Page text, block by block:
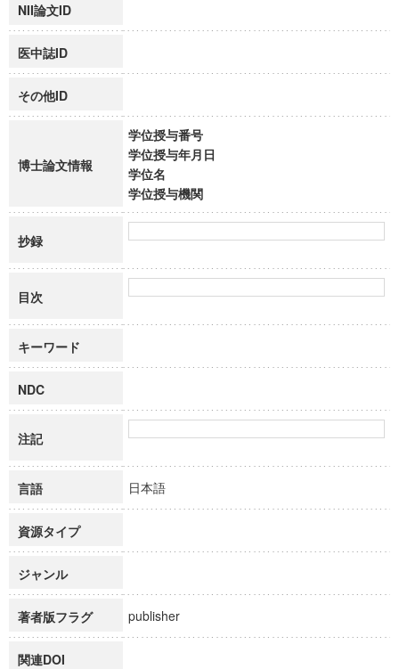
NII論文ID
医中誌ID
その他ID
博士論文情報
学位授与番号
学位授与年月日
学位名
学位授与機関
抄録
目次
キーワード
NDC
注記
言語 日本語
資源タイプ
ジャンル
著者版フラグ publisher
関連DOI